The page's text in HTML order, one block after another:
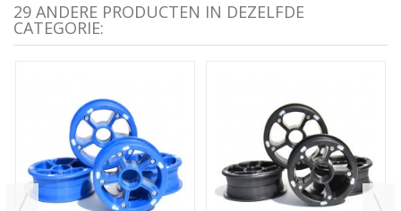
29 ANDERE PRODUCTEN IN DEZELFDE
CATEGORIE: